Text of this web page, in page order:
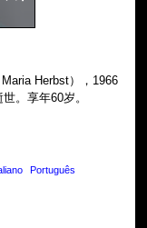
Herbst），1966
。享年60岁。
Português